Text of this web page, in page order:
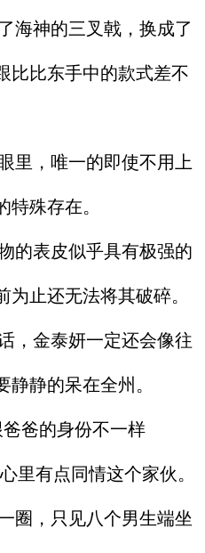
海神的三叉戟，换成了
比比东手中的款式差不
里，唯一的即使不用上
殊存在。
的表皮似乎具有极强的
止还无法将其破碎。
，金泰妍一定还会像往
静的呆在全州。
爸的身份不一样
里有点同情这个家伙。
圈，只见八个男生端坐